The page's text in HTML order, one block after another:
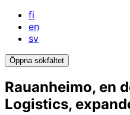
fi
en
sv
Öppna sökfältet
Rauanheimo, en
Logistics,